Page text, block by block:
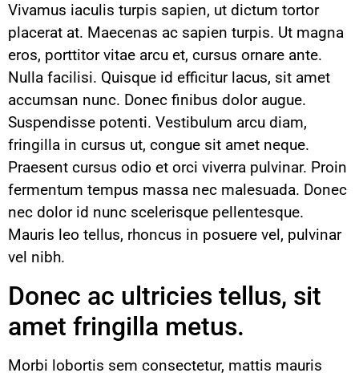
Vivamus iaculis turpis sapien, ut dictum tortor
placerat at. Maecenas ac sapien turpis. Ut magna
eros, porttitor vitae arcu et, cursus ornare ante.
Nulla facilisi. Quisque id efficitur lacus, sit amet
accumsan nunc. Donec finibus dolor augue.
Suspendisse potenti. Vestibulum arcu diam,
fringilla in cursus ut, congue sit amet neque.
Praesent cursus odio et orci viverra pulvinar. Proin
fermentum tempus massa nec malesuada. Donec
nec dolor id nunc scelerisque pellentesque.
Mauris leo tellus, rhoncus in posuere vel, pulvinar
vel nibh.
Donec ac ultricies tellus, sit
amet fringilla metus.
Morbi lobortis sem consectetur, mattis mauris